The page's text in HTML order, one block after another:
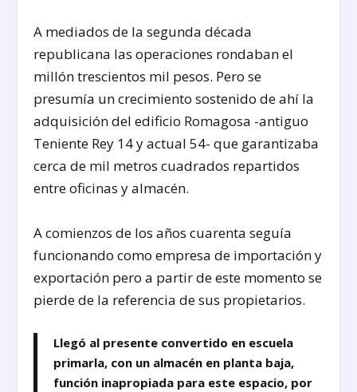
A mediados de la segunda década
republicana las operaciones rondaban el
millón trescientos mil pesos. Pero se
presumía un crecimiento sostenido de ahí la
adquisición del edificio Romagosa -antiguo
Teniente Rey 14 y actual 54- que garantizaba
cerca de mil metros cuadrados repartidos
entre oficinas y almacén.
A comienzos de los años cuarenta seguía
funcionando como empresa de importación y
exportación pero a partir de este momento se
pierde de la referencia de sus propietarios.
Llegó al presente convertido en escuela
primarla, con un almacén en planta baja,
función inapropiada para este espacio, por